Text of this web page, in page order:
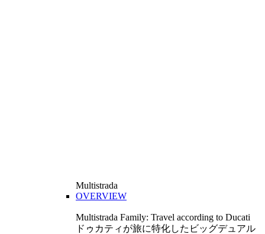
Multistrada
OVERVIEW
Multistrada Family: Travel according to Ducati
ドゥカティが旅に特化したビッグデュアル